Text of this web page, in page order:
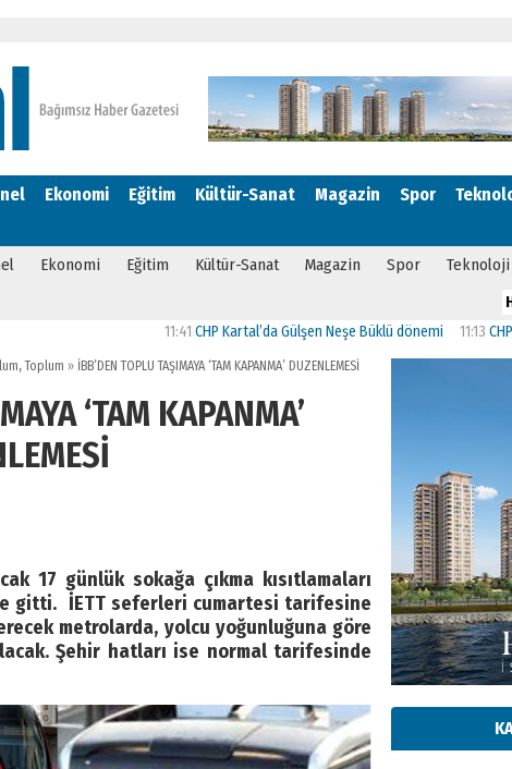
Ekonomi Eğitim Kültür-Sanat Magazin Spor
Ekonomi Eğitim Kültür-Sanat Magazin Spor Teknoloji
CHP Kartal’da Gülşen Neşe Büklü dönemi 11:13CHP’de
,Toplum » İBB’DEN TOPLU TAŞIMAYA ‘TAM KAPANMA’ DÜZENLEMESİ
‘TAM KAPANMA’
17 günlük sokağa çıkma kısıtlamaları
gitti. İETT seferleri cumartesi tarifesine
metrolarda, yolcu yoğunluğuna göre
Şehir hatları ise normal tarifesinde